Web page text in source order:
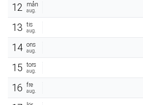
12
mån
aug.
13 tis
aug.
14 ons
aug.
15 tors
aug.
16 fre
aug.